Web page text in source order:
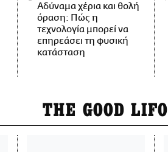
Αδύναμα χέρια και θολή
όραση: Πώς η
τεχνολογία μπορεί να
επηρεάσει τη φυσική
κατάσταση
THE GOOD LIFO